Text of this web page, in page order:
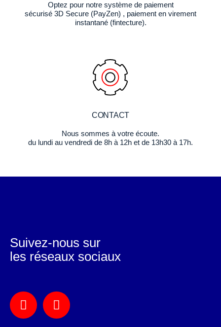
Optez pour notre système de paiement
sécurisé 3D Secure (PayZen) , paiement en virement
instantané (fintecture).
CONTACT
Nous sommes à votre écoute.
du lundi au vendredi de 8h à 12h et de 13h30 à 17h.
Suivez-nous sur
les réseaux sociaux